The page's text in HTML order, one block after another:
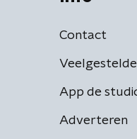
Contact
App de
Adverteren